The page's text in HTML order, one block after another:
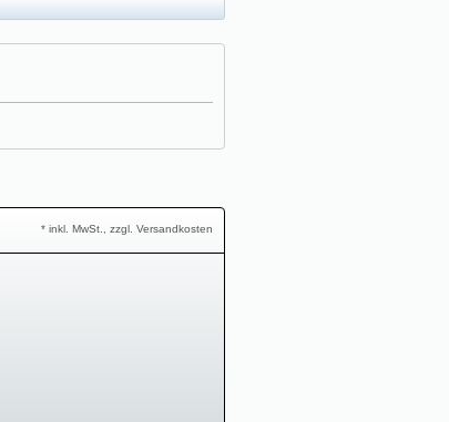
* inkl. MwSt., zzgl. Versandkosten